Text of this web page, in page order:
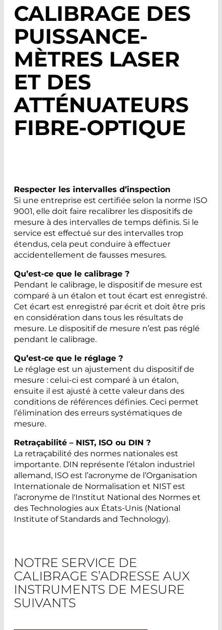
CALIBRAGE DES
PUISSANCE-
MÈTRES LASER
ET DES
ATTÉNUATEURS
FIBRE-OPTIQUE
Respecter les intervalles d’inspection
Si une entreprise est certifiée selon la norme ISO
9001, elle doit faire recalibrer les dispositifs de
mesure à des intervalles de temps définis. Si le
service est effectué sur des intervalles trop
étendus, cela peut conduire à effectuer
accidentellement de fausses mesures.
Qu’est-ce que le calibrage ?
Pendant le calibrage, le dispositif de mesure est
comparé à un étalon et tout écart est enregistré.
Cet écart est enregistré par écrit et doit être pris
en considération dans tous les résultats de
mesure. Le dispositif de mesure n’est pas réglé
pendant le calibrage.
Qu’est-ce que le réglage ?
Le réglage est un ajustement du dispositif de
mesure : celui-ci est comparé à un étalon,
ensuite il est ajusté à cette valeur dans des
conditions de références définies. Ceci permet
l’élimination des erreurs systématiques de
mesure.
Retraçabilité – NIST, ISO ou DIN ?
La retraçabilité des normes nationales est
importante. DIN représente l’étalon industriel
allemand, ISO est l’acronyme de l’Organisation
Internationale de Normalisation et NIST est
l’acronyme de l'Institut National des Normes et
des Technologies aux États-Unis (National
Institute of Standards and Technology).
NOTRE SERVICE DE
CALIBRAGE S’ADRESSE AUX
INSTRUMENTS DE MESURE
SUIVANTS